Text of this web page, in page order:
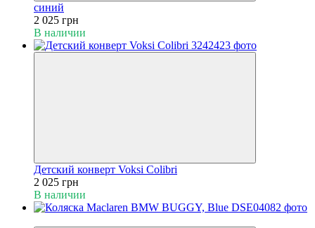
синий
2 025 грн
В наличии
Детский конверт Voksi Colibri
2 025 грн
В наличии